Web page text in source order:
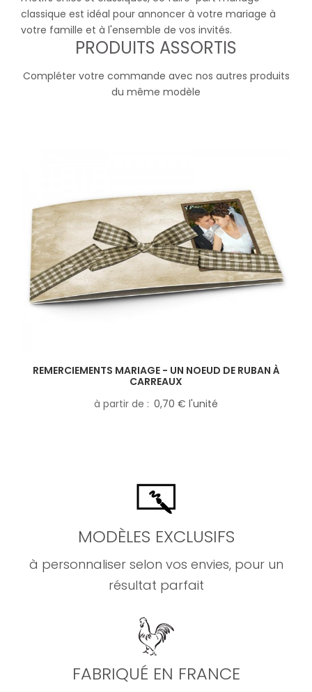
classique est idéal pour annoncer à votre mariage à
votre famille et à l'ensemble de vos invités.
PRODUITS ASSORTIS
Compléter votre commande avec nos autres produits
du même modèle
REMERCIEMENTS MARIAGE - UN NOEUD DE RUBAN À
CARREAUX
à partir de
0,70 € l'unité
MODÈLES EXCLUSIFS
à personnaliser selon vos envies, pour un
résultat parfait
FABRIQUÉ EN FRANCE